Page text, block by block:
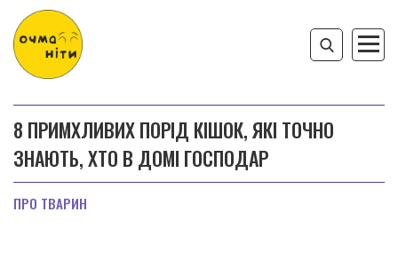
8 ПРИМХЛИВИХ ПОРІД КІШОК, ЯКІ ТОЧНО
ЗНАЮТЬ, ХТО В ДОМІ ГОСПОДАР
ПРО ТВАРИН